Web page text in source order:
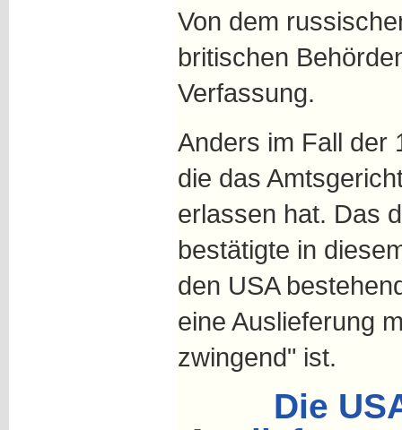
Von dem
britischen
Verfassung.
Anders im Fall der
die das
erlassen hat. Das
bestätigte in
den USA
eine Auslieferung
zwingend" ist.
Die